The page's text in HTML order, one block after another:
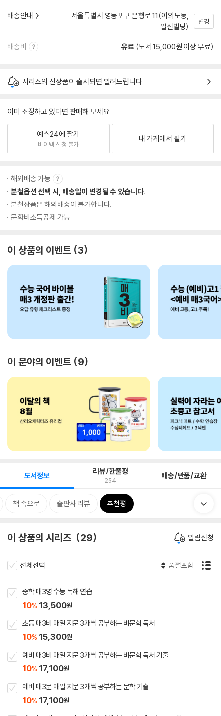
배송안내
서울특별시 영등포구 은행로 11(여의도동,
일신빌딩)
변경
배송비 유료 (도서 15,000원 이상 무료)
시리즈의 신상품이 출시되면 알려드립니다.
이미 소장하고 있다면 판매해 보세요.
예스24에 팔기
바이백 신청 불가
내 가게에서 팔기
해외배송 가능
분철옵션 선택 시, 배송일이 변경될 수 있습니다.
분철상품은 해외배송이 불가합니다.
문화비소득공제 가능
이 상품의 이벤트 3
이 분야의 이벤트 9
도서정보 리뷰/한줄평
254 배송/반품/교환
책 속으로 출판사 리뷰 추천평
이 상품의 시리즈 29 알림신청
전체선택 품절포함
중학 매3영 수능 독해 연습
10% 13,500원
초등 매3비 매일 지문 3개씩 공부하는 비문학 독서
10% 15,300원
예비 매3비 매일 지문 3개씩 공부하는 비문학 독서 기출
10% 17,100원
예비 매3문 매일 지문 3개씩 공부하는 문학 기출
10% 17,100원